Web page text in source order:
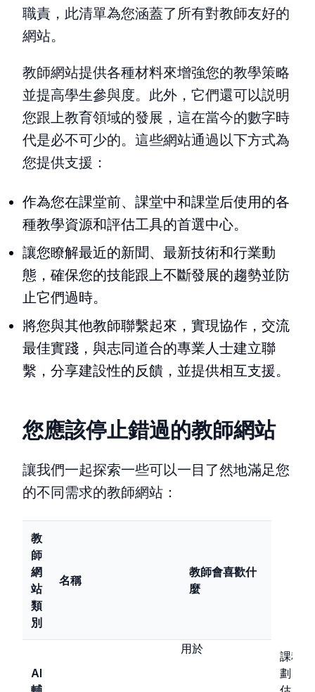
職責，此清單為您涵蓋了所有對教師友好的
網站。
教師網站提供各種材料來增強您的教學策略
並提高學生參與度。此外，它們還可以説明
您跟上教育領域的發展，這在當今的數字時
代是必不可少的。這些網站通過以下方式為
您提供支援：
作為您在課堂前、課堂中和課堂后使用的各
種教學資源和評估工具的首選中心。
讓您瞭解最近的新聞、最新技術和行業動
態，確保您的技能跟上不斷發展的趨勢並防
止它們過時。
將您與其他教師聯繫起來，實現協作，交流
最佳實踐，與志同道合的專業人士建立聯
繫，分享建設性的反饋，並提供相互支援。
您應該停止錯過的教師網站
讓我們一起探索一些可以一目了然地滿足您
的不同需求的教師網站：
教
師
網
站
類
別
名稱
教師會喜歡什
麼
AI
用於
課程計
劃、評